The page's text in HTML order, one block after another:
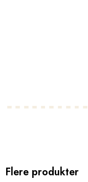
Flere produkter